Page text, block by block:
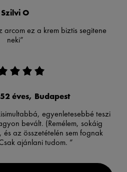
Szilvi O
arcom ez a krem biztis segitene
neki”
éves, Budapest
egyenletesebbé teszi
bevált. (Remélem, sokáig
az összetételén sem fognak
ajánlani tudom. ”